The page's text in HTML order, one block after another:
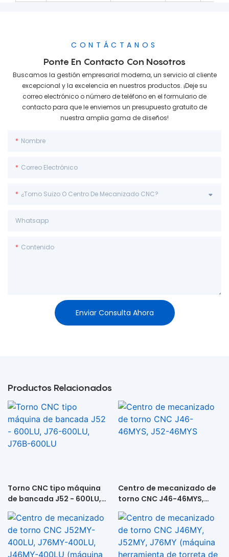
CONTÁCTANOS
Ponte En Contacto Con Nosotros
Buscamos la gestión empresarial moderna, un servicio al cliente
excepcional y la excelencia en nuestros productos. ¡Deje su
correo electrónico o número de teléfono en el formulario de
contacto para que le enviemos un presupuesto gratuito de
nuestra amplia gama de diseños!
Nombre
Correo Electrónico
¿Torno Suizo O Centro De Mecanizado CNC?
Whatsapp
Contenido
Enviar Consulta Ahora
Productos Relacionados
Torno CNC tipo máquina
de bancada J52 - 600LU,
J76-600LU, J76B-600LU
Centro de mecanizado de
torno CNC J46-46MYS,
J52-46MYS